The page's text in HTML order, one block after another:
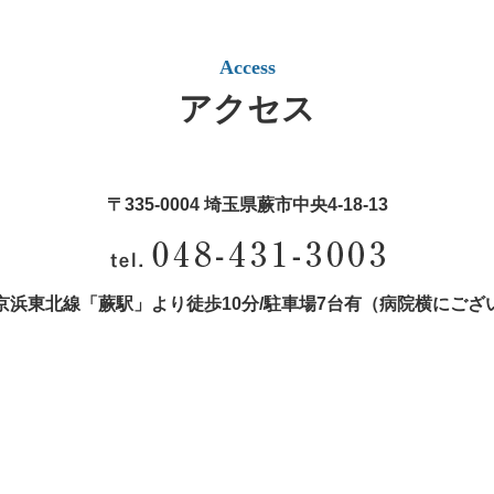
Access
アクセス
〒335-0004 埼玉県蕨市中央4‐18‐13
東北線「蕨駅」より徒歩10分/駐車場7台有（病院横にござ